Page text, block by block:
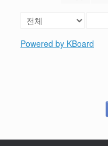
Powered by KBoard